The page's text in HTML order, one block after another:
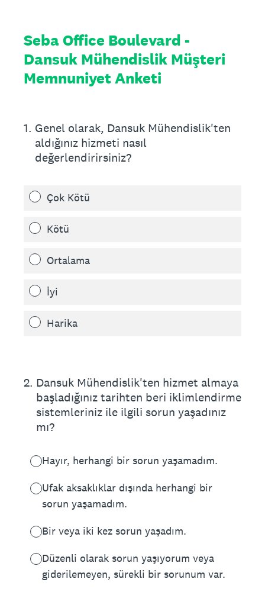
Seba Office Boulevard -
Dansuk Mühendislik Müşteri
Memnuniyet Anketi
1. Genel olarak, Dansuk Mühendislik'ten
aldığınız hizmeti nasıl
değerlendirirsiniz?
Çok Kötü
Kötü
Ortalama
İyi
Harika
2. Dansuk Mühendislik'ten hizmet almaya
başladığınız tarihten beri iklimlendirme
sistemleriniz ile ilgili sorun yaşadınız
mı?
Hayır, herhangi bir sorun yaşamadım.
Ufak aksaklıklar dışında herhangi bir
sorun yaşamadım.
Bir veya iki kez sorun yaşadım.
Düzenli olarak sorun yaşıyorum veya
giderilemeyen, sürekli bir sorunum var.